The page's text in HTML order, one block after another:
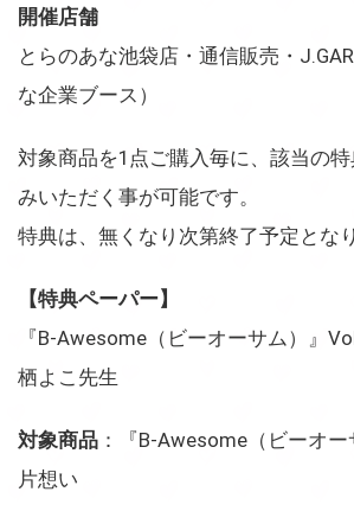
開催店舗
とらのあな池袋店・通信販売・
な企業ブース）
対象商品を1点ご購入毎に、該当の
みいただく事が可能です。
特典は、無くなり次第終了予定とな
【特典ペーパー】
『B-Awesome（ビーオーサム）』
栖よこ先生
対象商品 ：『B-Awesome（ビーオ
片想い